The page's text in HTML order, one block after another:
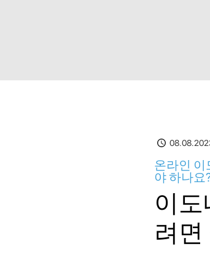
온라인 이
야 하나요
이
려